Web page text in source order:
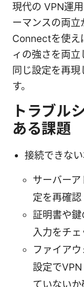
現代の VPN運
ーマンスの両
Connectを使え
ィの強さを両
同じ設定を再現
す。
トラブル
ある課題
接続できな
サーバーア
定を再確認
証明書や
入力をチェ
ファイア
設定で
ていないか